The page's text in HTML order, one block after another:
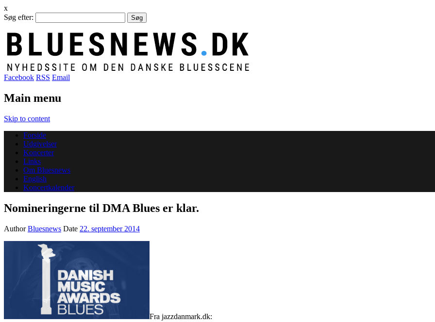
x
Søg efter:
Facebook RSS Email
Main menu
Skip to content
Forside
Udgivelser
Koncerter
Links
Om Bluesnews
English
Koncertkalender
Nomineringerne til DMA Blues er klar.
AuthorBluesnews Date 22. september 2014
Fra jazzdanmark.dk: